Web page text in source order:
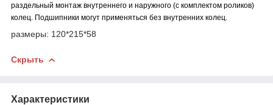
раздельный монтаж внутреннего и наружного (с комплектом роликов)
колец. Подшипники могут применяться без внутренних колец.
размеры: 120*215*58
Скрыть
Характеристики